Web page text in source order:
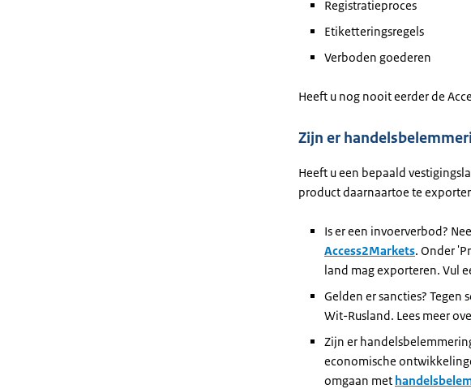
Registratieproces
Etiketteringsregels
Verboden goederen
Heeft u nog nooit eerder de
Zijn er
Heeft u een bepaald
product daarnaartoe te
Is er een invoerverbod?
Access2Markets. Onder
land mag exporteren. Vul
Gelden er sancties?
Wit-Rusland. Lees meer
Zijn er
economische
omgaan met